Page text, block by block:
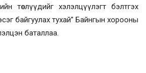
төслүүдийг хэлэлцүүлэгт бэлтгэх
байгуулах тухай” Байнгын хорооны
баталлаа.